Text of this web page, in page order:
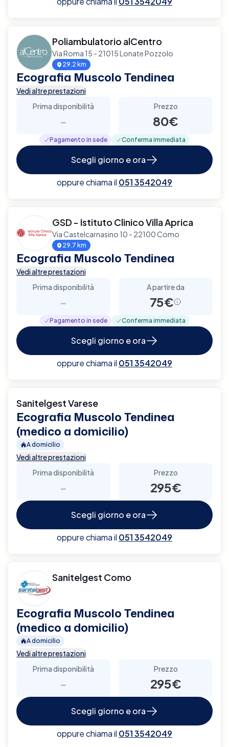
Poliambulatorio alCentro
Via Roma 15 - 21015 Lonate Pozzolo
29.2 km
Ecografia Muscolo Tendinea
Vedi altre prestazioni
Prima disponibilità
-
Prezzo
80€
Pagamento in sede Conferma immediata
Scegli giorno e ora
oppure chiama il 051 3542049
GSD - Istituto Clinico Villa Aprica
Via Castelcarnasino 10 - 22100 Como
29.7 km
Ecografia Muscolo Tendinea
Vedi altre prestazioni
Prima disponibilità
-
A partire da
75€
Pagamento in sede Conferma immediata
Scegli giorno e ora
oppure chiama il 051 3542049
Sanitelgest Varese
Ecografia Muscolo Tendinea
(medico a domicilio)
A domicilio
Vedi altre prestazioni
Prima disponibilità
-
Prezzo
295€
Scegli giorno e ora
oppure chiama il 051 3542049
Sanitelgest Como
Ecografia Muscolo Tendinea
(medico a domicilio)
A domicilio
Vedi altre prestazioni
Prima disponibilità
-
Prezzo
295€
Scegli giorno e ora
oppure chiama il 051 3542049